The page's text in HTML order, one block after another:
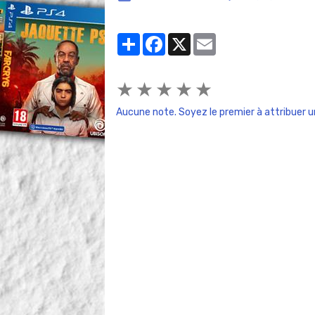
PartagerFacebook
X
★ ★ ★ ★ ★
Aucune note. Soyez le premier à attribuer